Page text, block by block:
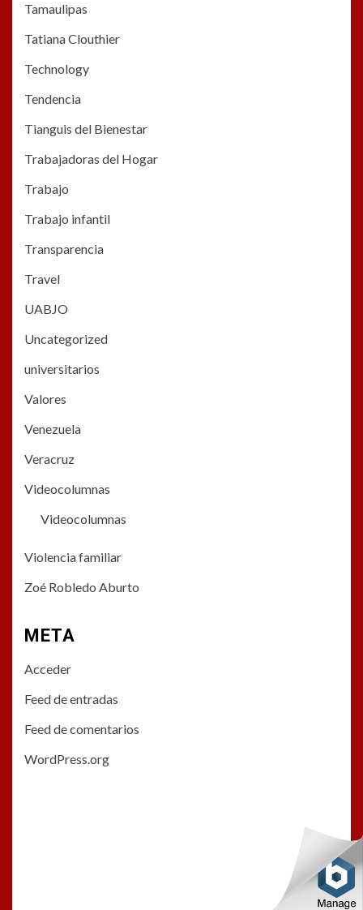
Tamaulipas
Tatiana Clouthier
Technology
Tendencia
Tianguis del Bienestar
Trabajadoras del Hogar
Trabajo
Trabajo infantil
Transparencia
Travel
UABJO
Uncategorized
universitarios
Valores
Venezuela
Veracruz
Videocolumnas
Videocolumnas
Violencia familiar
Zoé Robledo Aburto
META
Acceder
Feed de entradas
Feed de comentarios
WordPress.org